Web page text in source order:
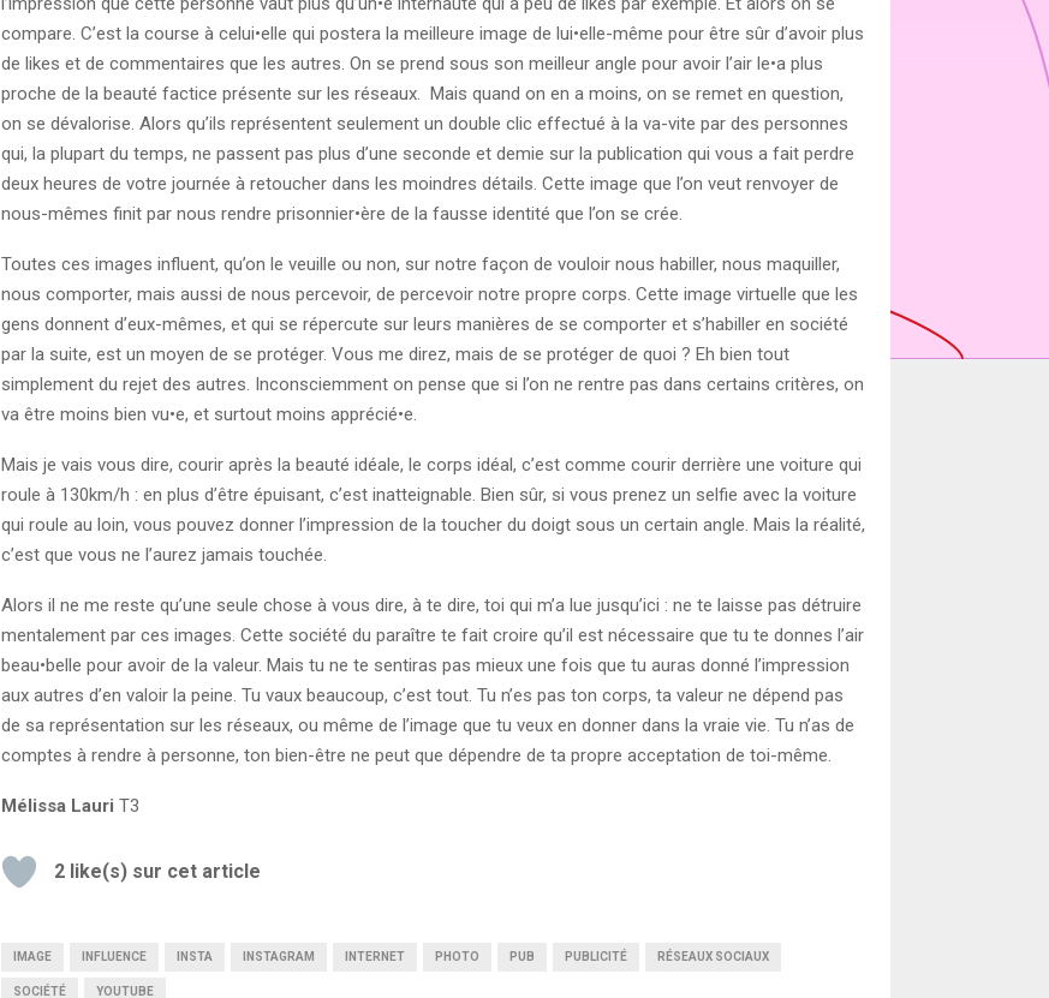
compare. C’est la course à celui•elle qui postera la meilleure image de lui•elle-même pour être sûr d’avoir plus
de likes et de commentaires que les autres. On se prend sous son meilleur angle pour avoir l’air le•a plus
proche de la beauté factice présente sur les réseaux. Mais quand on en a moins, on se remet en question,
on se dévalorise. Alors qu’ils représentent seulement un double clic effectué à la va-vite par des personnes
qui, la plupart du temps, ne passent pas plus d’une seconde et demie sur la publication qui vous a fait perdre
deux heures de votre journée à retoucher dans les moindres détails. Cette image que l’on veut renvoyer de
nous-mêmes finit par nous rendre prisonnier•ère de la fausse identité que l’on se crée.
Toutes ces images influent, qu’on le veuille ou non, sur notre façon de vouloir nous habiller, nous maquiller,
nous comporter, mais aussi de nous percevoir, de percevoir notre propre corps. Cette image virtuelle que les
gens donnent d’eux-mêmes, et qui se répercute sur leurs manières de se comporter et s’habiller en société
par la suite, est un moyen de se protéger. Vous me direz, mais de se protéger de quoi ? Eh bien tout
simplement du rejet des autres. Inconsciemment on pense que si l’on ne rentre pas dans certains critères, on
va être moins bien vu•e, et surtout moins apprécié•e.
Mais je vais vous dire, courir après la beauté idéale, le corps idéal, c’est comme courir derrière une voiture qui
roule à 130km/h : en plus d’être épuisant, c’est inatteignable. Bien sûr, si vous prenez un selfie avec la voiture
qui roule au loin, vous pouvez donner l’impression de la toucher du doigt sous un certain angle. Mais la réalité,
c’est que vous ne l’aurez jamais touchée.
Alors il ne me reste qu’une seule chose à vous dire, à te dire, toi qui m’a lue jusqu’ici : ne te laisse pas détruire
mentalement par ces images. Cette société du paraître te fait croire qu’il est nécessaire que tu te donnes l’air
beau•belle pour avoir de la valeur. Mais tu ne te sentiras pas mieux une fois que tu auras donné l’impression
aux autres d’en valoir la peine. Tu vaux beaucoup, c’est tout. Tu n’es pas ton corps, ta valeur ne dépend pas
de sa représentation sur les réseaux, ou même de l’image que tu veux en donner dans la vraie vie. Tu n’as de
comptes à rendre à personne, ton bien-être ne peut que dépendre de ta propre acceptation de toi-même.
Mélissa Lauri T3
2 like(s) sur cet article
IMAGE INFLUENCE INSTA INSTAGRAM INTERNET PHOTO PUB PUBLICITÉ RÉSEAUX SOCIAUX
SOCIÉTÉ YOUTUBE